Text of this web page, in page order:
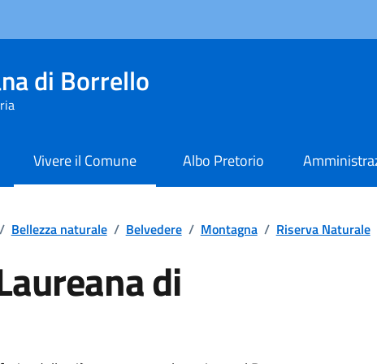
di Borrello
Vivere il Comune Albo Pretorio
/ Bellezza naturale / Belvedere / Montagna / Riserva Naturale
di